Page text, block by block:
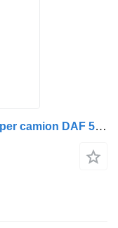
Rivestimento Capac Stâlp Dreapta per camion DAF 5010226198 20722173